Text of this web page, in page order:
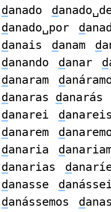
danado d
danado␣por d
danais danam d
danando danar d
danaram d
danaras danarás
danarei d
danarem d
danaria d
danarias d
danasse d
danássemos d